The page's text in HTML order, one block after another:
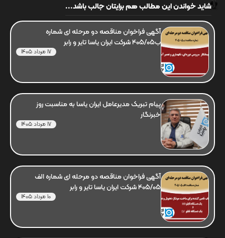
شاید خواندن این مطالب هم برایتان جالب باشد...
آگهی فراخوان مناقصه دو مرحله ای شماره
ب405/05 شرکت ایران یاسا تایر و رابر
17 مرداد 1405
پیام تبریک مدیرعامل ایران یاسا به مناسبت روز
خبرنگار
17 مرداد 1405
آگهی فراخوان مناقصه دو مرحله ای شماره الف
405/05 شرکت ایران یاسا تایر و رابر
10 مرداد 1405